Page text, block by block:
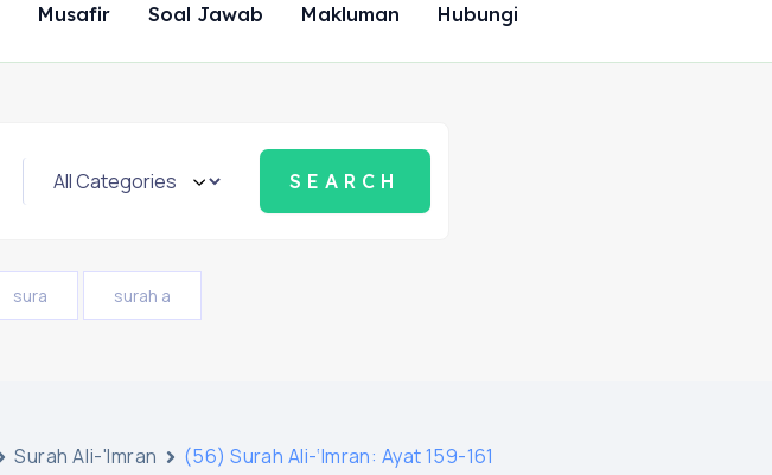
Musafir Soal Jawab Makluman Hubungi
sura surah a
Surah Ali-'Imran (56) Surah Ali-‘Imran: Ayat 159-161